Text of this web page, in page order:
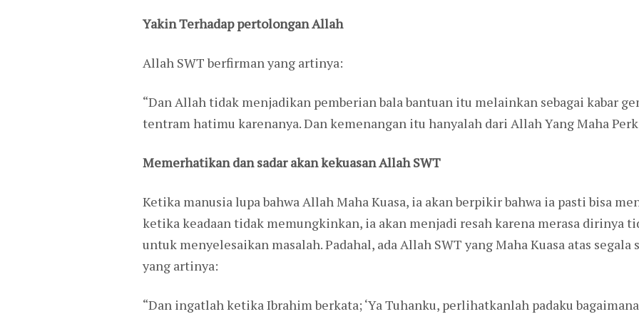
Yakin Terhadap pertolongan Allah
Allah SWT berfirman yang artinya:
“Dan Allah tidak menjadikan pemberian bala bantuan itu melainkan sebagai kabar
tentram hatimu karenanya. Dan kemenangan itu hanyalah dari Allah Yang Maha
Memerhatikan dan sadar akan kekuasan Allah SWT
Ketika manusia lupa bahwa Allah Maha Kuasa, ia akan berpikir bahwa ia pasti bisa
ketika keadaan tidak memungkinkan, ia akan menjadi resah karena merasa dirinya
untuk menyelesaikan masalah. Padahal, ada Allah SWT yang Maha Kuasa atas
yang artinya:
“Dan ingatlah ketika Ibrahim berkata; ‘Ya Tuhanku, perlihatkanlah padaku